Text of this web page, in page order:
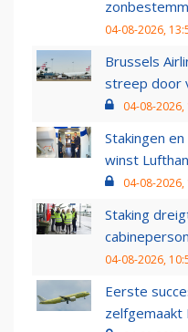
04-08-2026,
Brussels
streep door
04-08-2026,
Stakingen
winst
04-08-2026,
Staking
04-08-2026,
Eerste
zelfgemaakt